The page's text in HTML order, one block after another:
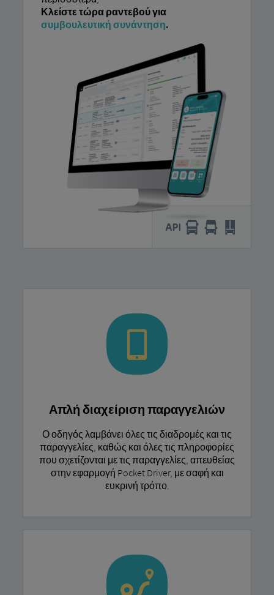
Κλείστε τώρα ραντεβού για
συμβουλευτική συνάντηση.
Απλή διαχείριση παραγγελιών
Ο οδηγός λαμβάνει όλες τις διαδρομές και τις
παραγγελίες, καθώς και όλες τις πληροφορίες
που σχετίζονται με τις παραγγελίες, απευθείας
στην εφαρμογή Pocket Driver, με σαφή και
ευκρινή τρόπο.